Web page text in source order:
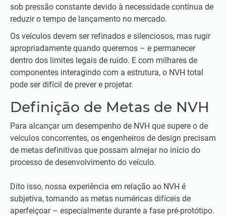
sob pressão constante devido à necessidade contínua de
reduzir o tempo de lançamento no mercado.
Os veículos devem ser refinados e silenciosos, mas rugir
apropriadamente quando queremos – e permanecer
dentro dos limites legais de ruído. E com milhares de
componentes interagindo com a estrutura, o NVH total
pode ser difícil de prever e projetar.
Definição de Metas de NVH
Para alcançar um desempenho de NVH que supere o de
veículos concorrentes, os engenheiros de design precisam
de metas definitivas que possam almejar no início do
processo de desenvolvimento do veículo.
Dito isso, nossa experiência em relação ao NVH é
subjetiva, tornando as metas numéricas difíceis de
aperfeiçoar – especialmente durante a fase pré-protótipo.